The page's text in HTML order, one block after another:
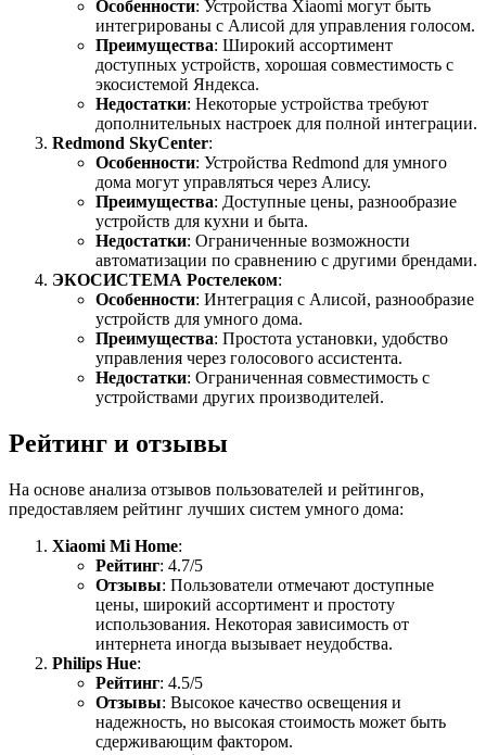
Особенности: Устройства Xiaomi могут быть
интегрированы с Алисой для управления голосом.
Преимущества: Широкий ассортимент
доступных устройств, хорошая совместимость с
экосистемой Яндекса.
Недостатки: Некоторые устройства требуют
дополнительных настроек для полной интеграции.
Redmond SkyCenter:
Особенности: Устройства Redmond для умного
дома могут управляться через Алису.
Преимущества: Доступные цены, разнообразие
устройств для кухни и быта.
Недостатки: Ограниченные возможности
автоматизации по сравнению с другими брендами.
ЭКОСИСТЕМА Ростелеком:
Особенности: Интеграция с Алисой, разнообразие
устройств для умного дома.
Преимущества: Простота установки, удобство
управления через голосового ассистента.
Недостатки: Ограниченная совместимость с
устройствами других производителей.
Рейтинг и отзывы
На основе анализа отзывов пользователей и рейтингов,
предоставляем рейтинг лучших систем умного дома:
Xiaomi Mi Home:
Рейтинг: 4.7/5
Отзывы: Пользователи отмечают доступные
цены, широкий ассортимент и простоту
использования. Некоторая зависимость от
интернета иногда вызывает неудобства.
Philips Hue:
Рейтинг: 4.5/5
Отзывы: Высокое качество освещения и
надежность, но высокая стоимость может быть
сдерживающим фактором.